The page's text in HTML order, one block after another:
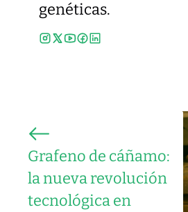
genéticas.
Grafeno de cáñamo:
la nueva revolución
tecnológica en